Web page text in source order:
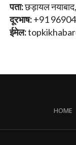
पता:छड़ायल
दूरभाष:+91
ईमेल:
HOME